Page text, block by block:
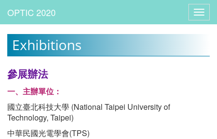
Exhibitions
參展辦法
一、主辦單位：
國立臺北科技大學 (National Taipei University of
Technology, Taipei)
中華民國光電學會(TPS)